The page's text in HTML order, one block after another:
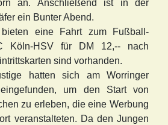
an. Anschließend ist in der
ein Bunter Abend.
eine Fahrt zum Fußball-
Köln-HSV für DM 12,-- nach
sind vorhanden.
hatten sich am Worringer
eingefunden, um den Start von
zu erleben, die eine Werbung
veranstalteten. Da den Jungen